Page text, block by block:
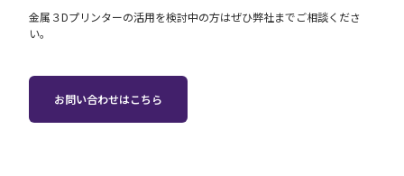
金属３Dプリンターの活用を検討中の方はぜひ弊社までご相談くださ
い。
お問い合わせはこちら